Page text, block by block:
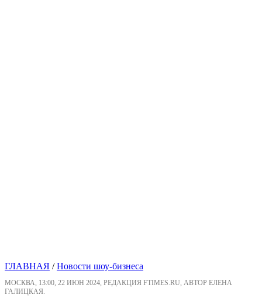
ГЛАВНАЯ /Новости шоу-бизнеса
МОСКВА, 13:00, 22 ИЮН 2024, РЕДАКЦИЯ FTIMES.RU, АВТОР ЕЛЕНА
ГАЛИЦКАЯ.